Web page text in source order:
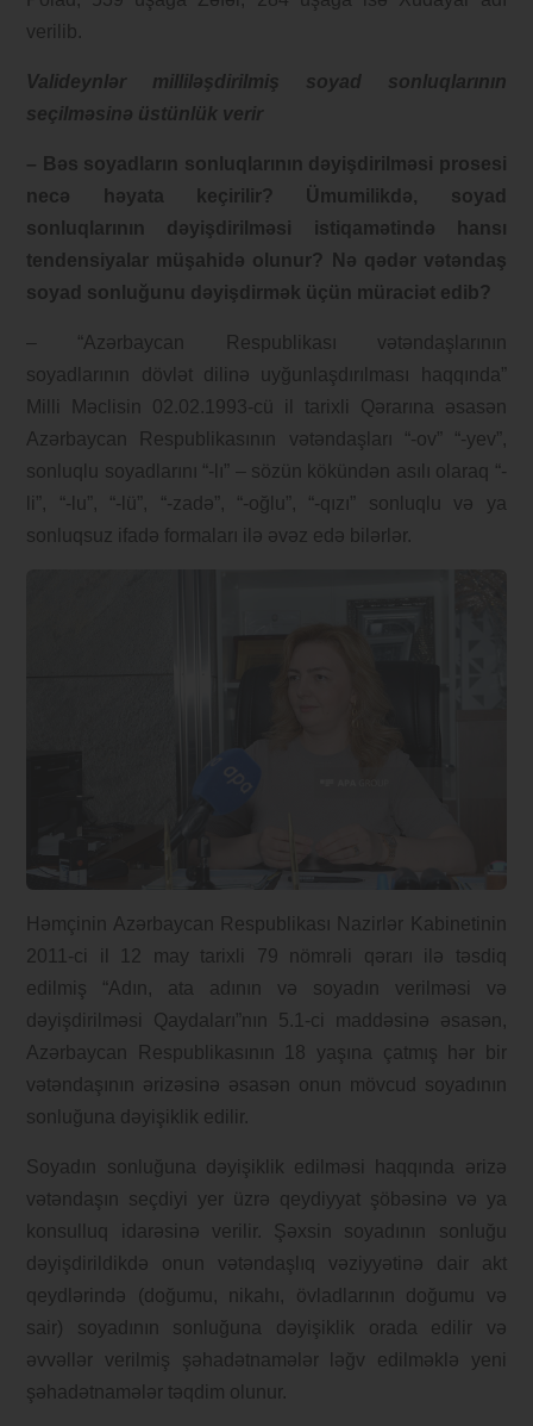
verilib.
Valideynlər milliləşdirilmiş soyad sonluqlarının
seçilməsinə üstünlük verir
– Bəs soyadların sonluqlarının dəyişdirilməsi prosesi
necə həyata keçirilir? Ümumilikdə, soyad
sonluqlarının dəyişdirilməsi istiqamətində hansı
tendensiyalar müşahidə olunur? Nə qədər vətəndaş
soyad sonluğunu dəyişdirmək üçün müraciət edib?
– “Azərbaycan Respublikası vətəndaşlarının
soyadlarının dövlət dilinə uyğunlaşdırılması haqqında”
Milli Məclisin 02.02.1993-cü il tarixli Qərarına əsasən
Azərbaycan Respublikasının vətəndaşları “-ov” “-yev”,
sonluqlu soyadlarını “-lı” – sözün kökündən asılı olaraq “-
li”, “-lu”, “-lü”, “-zadə”, “-oğlu”, “-qızı” sonluqlu və ya
sonluqsuz ifadə formaları ilə əvəz edə bilərlər.
Həmçinin Azərbaycan Respublikası Nazirlər Kabinetinin
2011-ci il 12 may tarixli 79 nömrəli qərarı ilə təsdiq
edilmiş “Adın, ata adının və soyadın verilməsi və
dəyişdirilməsi Qaydaları”nın 5.1-ci maddəsinə əsasən,
Azərbaycan Respublikasının 18 yaşına çatmış hər bir
vətəndaşının ərizəsinə əsasən onun mövcud soyadının
sonluğuna dəyişiklik edilir.
Soyadın sonluğuna dəyişiklik edilməsi haqqında ərizə
vətəndaşın seçdiyi yer üzrə qeydiyyat şöbəsinə və ya
konsulluq idarəsinə verilir. Şəxsin soyadının sonluğu
dəyişdirildikdə onun vətəndaşlıq vəziyyətinə dair akt
qeydlərində (doğumu, nikahı, övladlarının doğumu və
sair) soyadının sonluğuna dəyişiklik orada edilir və
əvvəllər verilmiş şəhadətnamələr ləğv edilməklə yeni
şəhadətnamələr təqdim olunur.